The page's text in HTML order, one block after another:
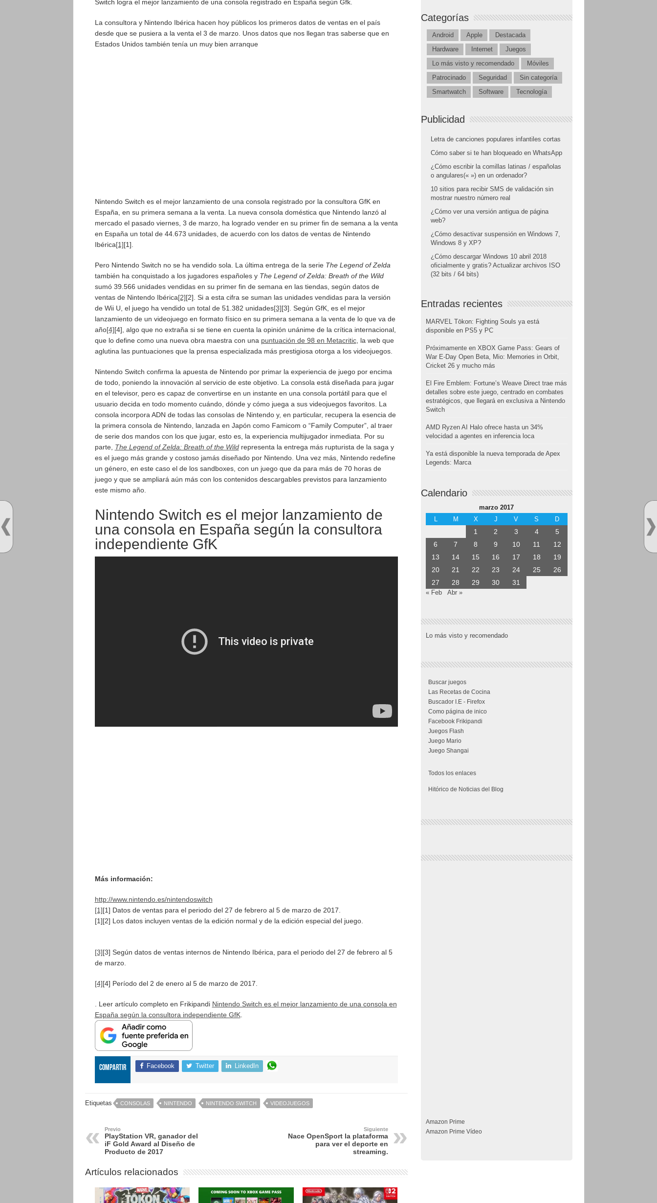
Switch logra el mejor lanzamiento de una consola registrado en España según Gfk.
La consultora y Nintendo Ibérica hacen hoy públicos los primeros datos de ventas en el país
desde que se pusiera a la venta el 3 de marzo. Unos datos que nos llegan tras saberse que en
Estados Unidos también tenía un muy bien arranque
Nintendo Switch es el mejor lanzamiento de una consola registrado por la consultora GfK en
España, en su primera semana a la venta. La nueva consola doméstica que Nintendo lanzó al
mercado el pasado viernes, 3 de marzo, ha logrado vender en su primer fin de semana a la venta
en España un total de 44.673 unidades, de acuerdo con los datos de ventas de Nintendo
Ibérica[1][1].
Pero Nintendo Switch no se ha vendido sola. La última entrega de la serie The Legend of Zelda
también ha conquistado a los jugadores españoles yThe Legend of Zelda: Breath of the Wild
sumó 39.566 unidades vendidas en su primer fin de semana en las tiendas, según datos de
ventas de Nintendo Ibérica[2][2]. Si a esta cifra se suman las unidades vendidas para la versión
de Wii U, el juego ha vendido un total de 51.382 unidades[3][3]. Según GfK, es el mejor
lanzamiento de un videojuego en formato físico en su primera semana a la venta de lo que va de
año[4][4], algo que no extraña si se tiene en cuenta la opinión unánime de la crítica internacional,
que lo define como una nueva obra maestra con una puntuación de 98 en Metacritic, la web que
aglutina las puntuaciones que la prensa especializada más prestigiosa otorga a los videojuegos.
Nintendo Switch confirma la apuesta de Nintendo por primar la experiencia de juego por encima
de todo, poniendo la innovación al servicio de este objetivo. La consola está diseñada para jugar
en el televisor, pero es capaz de convertirse en un instante en una consola portátil para que el
usuario decida en todo momento cuándo, dónde y cómo juega a sus videojuegos favoritos. La
consola incorpora ADN de todas las consolas de Nintendo y, en particular, recupera la esencia de
la primera consola de Nintendo, lanzada en Japón como Famicom o “Family Computer”, al traer
de serie dos mandos con los que jugar, esto es, la experiencia multijugador inmediata. Por su
parte, The Legend of Zelda: Breath of the Wild representa la entrega más rupturista de la saga y
es el juego más grande y costoso jamás diseñado por Nintendo. Una vez más, Nintendo redefine
un género, en este caso el de los sandboxes, con un juego que da para más de 70 horas de
juego y que se ampliará aún más con los contenidos descargables previstos para lanzamiento
este mismo año.
Nintendo Switch es el mejor lanzamiento de
una consola en España según la consultora
independiente GfK
Más información:
http://www.nintendo.es/nintendoswitch
[1][1] Datos de ventas para el periodo del 27 de febrero al 5 de marzo de 2017.
[1][2] Los datos incluyen ventas de la edición normal y de la edición especial del juego.
[3][3] Según datos de ventas internos de Nintendo Ibérica, para el periodo del 27 de febrero al 5
de marzo.
[4][4] Período del 2 de enero al 5 de marzo de 2017.
. Leer artículo completo en Frikipandi Nintendo Switch es el mejor lanzamiento de una consola en
España según la consultora independiente GfK.
Compartir Facebook Twitter LinkedIn
Etiquetas CONSOLAS NINTENDO NINTENDO SWITCH VIDEOJUEGOS
Previo
PlayStation VR, ganador del
iF Gold Award al Diseño de
Producto de 2017
Siguiente
Nace OpenSport la plataforma
para ver el deporte en
streaming.
Artículos relacionados
Categorías
Android Apple
Destacada
Hardware
Internet
Juegos
Lo más visto y recomendado
Móviles
Patrocinado
Seguridad
Sin categoría
Smartwatch
Software Tecnología
Publicidad
Letra de canciones populares infantiles cortas
Cómo saber si te han bloqueado en WhatsApp
¿Cómo escribir la comillas latinas / españolas
o angulares(« ») en un ordenador?
10 sitios para recibir SMS de validación sin
mostrar nuestro número real
¿Cómo ver una versión antigua de página
web?
¿Cómo desactivar suspensión en Windows 7,
Windows 8 y XP?
¿Cómo descargar Windows 10 abril 2018
oficialmente y gratis? Actualizar archivos ISO
(32 bits / 64 bits)
Entradas recientes
MARVEL Tōkon: Fighting Souls ya está
disponible en PS5 y PC
Próximamente en XBOX Game Pass: Gears of
War E-Day Open Beta, Mio: Memories in Orbit,
Cricket 26 y mucho más
El Fire Emblem: Fortune’s Weave Direct trae más
detalles sobre este juego, centrado en combates
estratégicos, que llegará en exclusiva a Nintendo
Switch
AMD Ryzen AI Halo ofrece hasta un 34%
velocidad a agentes en inferencia loca
Ya está disponible la nueva temporada de Apex
Legends: Marca
Calendario
marzo 2017
L
M X J V S D
1 2 3 4
5
6
7 8 9 10 11
12
13
14 15 16 17 18
19
20
21 22 23 24 25
26
27
28 29 30 31
« Feb Abr »
Lo más visto y recomendado
Buscar juegos
Las Recetas de Cocina
Buscador I.E - Firefox
Como página de inico
Facebook Frikipandi
Juegos Flash
Juego Mario
Juego Shangai
Todos los enlaces
Hitórico de Noticias del Blog
Amazon Prime
Amazon Prime Vídeo